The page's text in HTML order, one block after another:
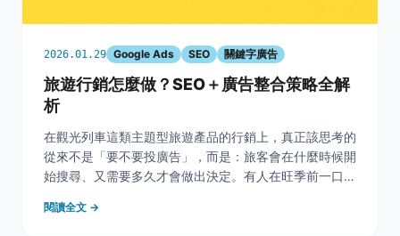
2026.01.29 Google Ads SEO 關鍵字廣告
旅遊行銷怎麼做？SEO＋廣告整合策略全解
析
在觀光列車這類主題型旅遊產品的行銷上，真正該思考的
從來不是「要不要投廣告」，而是：旅客會在什麼時候開
始搜尋、又需要多久才會做出決定。有人在旺季前一口氣
後才詢問報名。這也正是為什麼觀光列車最穩的做法，往
閱讀全文 →